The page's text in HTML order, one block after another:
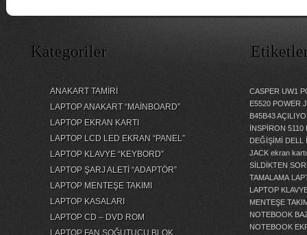
Kategoriler
ANAKART TAMİRİ
LAPTOP ANAKART “MAİNBOARD”
LAPTOP EKRAN KARTI
LAPTOP LCD LED EKRAN “PANEL”
LAPTOP KLAVYE “KEYBORD”
LAPTOP ŞARJ ALETİ “ADAPTÖR”
LAPTOP MENTEŞE TAKIMI
LAPTOP KASALARI
LAPTOP CD – DVD ROM
LAPTOP FAN SOĞUTUCU BLOK
CASPER UW1
E5520 POWER
B45B43
İNSPİRON 5110
DEĞİŞİMİ DELL
JACK ekran
SİLDİKTEN
TAMALAMA
LAPTOP
MENTEŞE
NOTEBOOK
NOTEBOOK